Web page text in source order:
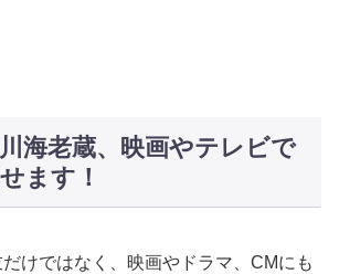
海老蔵、映画やテレビで
ます！
けではなく、映画やドラマ、CMにも